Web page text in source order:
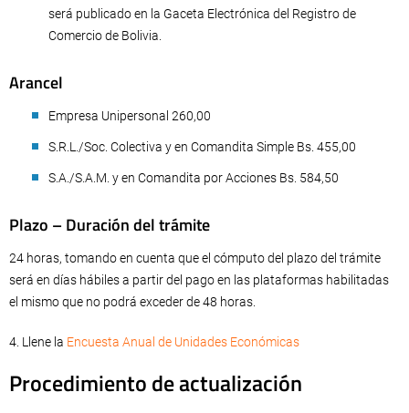
será publicado en la Gaceta Electrónica del Registro de
Comercio de Bolivia.
Arancel
Empresa Unipersonal 260,00
S.R.L./Soc. Colectiva y en Comandita Simple Bs. 455,00
S.A./S.A.M. y en Comandita por Acciones Bs. 584,50
Plazo – Duración del trámite
24 horas, tomando en cuenta que el cómputo del plazo del trámite
será en días hábiles a partir del pago en las plataformas habilitadas
el mismo que no podrá exceder de 48 horas.
4. Llene la Encuesta Anual de Unidades Económicas
Procedimiento de actualización